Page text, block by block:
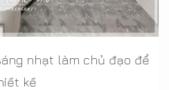
nhạt làm chủ đạo để
kế